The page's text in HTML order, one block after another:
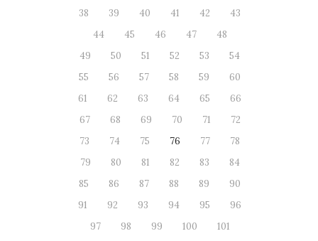
38
39 40 41 42
43
44
45 46 47
48
49
50 51 52 53
54
55
56 57 58 59
60
61
62 63 64 65
66
67
68 69 70 71
72
73
74 75 76 77
78
79
80 81 82 83
84
85
86 87 88 89
90
91
92 93 94 95
96
97
98 99 100
101